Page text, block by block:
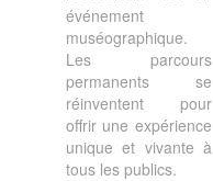
événement
muséographique.
Les parcours
permanents se
réinventent pour
offrir une expérience
unique et vivante à
tous les publics.